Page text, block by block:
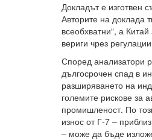
Докладът е изготвен
Авторите на доклада
всеобхватни“, а
вериги чрез
Според анализатори
дългосрочен спад в
разширяването на
големите рискове за
промишленост. По
износ от Г-7 –
– може да бъде